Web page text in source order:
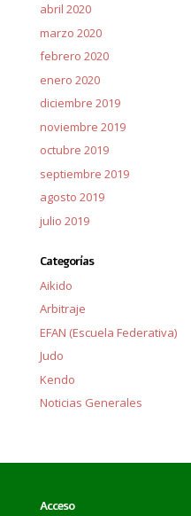
abril 2020
marzo 2020
febrero 2020
enero 2020
diciembre 2019
noviembre 2019
octubre 2019
septiembre 2019
agosto 2019
julio 2019
Categorías
Aikido
Arbitraje
EFAN (Escuela Federativa)
Judo
Kendo
Noticias Generales
Acceso